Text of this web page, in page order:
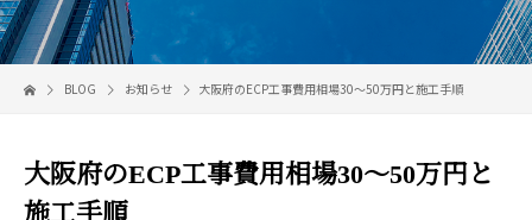
BLOG お知らせ 大阪府のECP工事費用相場30〜50万円と施工手順
大阪府のECP工事費用相場30〜50万円と
施工手順